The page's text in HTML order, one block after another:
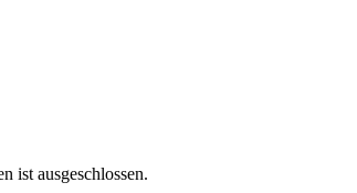
ist ausgeschlossen.